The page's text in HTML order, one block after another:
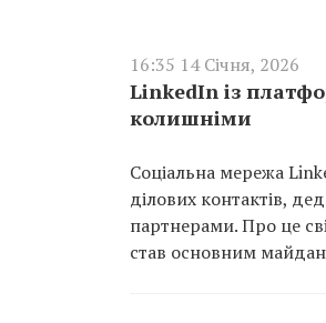
16:35 14 Січня, 2026
LinkedIn із
колишніми
Соціальна мережа
ділових контактів,
партнерами. Про це
став основним